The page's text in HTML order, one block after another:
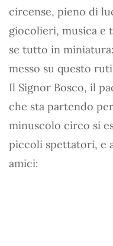
circense, pieno di
giocolieri, musica e
se tutto in
messo su questo
Il Signor Bosco, il
che sta partendo
minuscolo circo si
piccoli spettatori, e
amici: